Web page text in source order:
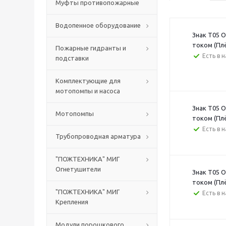
Муфты противопожарные
Водопенное оборудование
Пожарные гидранты и
подставки
Комплектующие для
мотопомпы и насоса
Мотопомпы
Трубопроводная арматура
"ПОЖТЕХНИКА" МИГ
Огнетушители
"ПОЖТЕХНИКА" МИГ
Крепления
Модули порошкового
Знак T05
током
Есть в
Знак T05
током
Есть в
Знак T05
током
Есть в